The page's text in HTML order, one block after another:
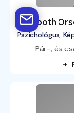
Hompoth
Pszichológus,
Pár-, és
+